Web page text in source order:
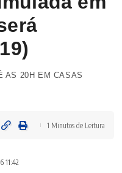
AS 20H EM CASAS
11:42
1 Minutos de Leitura